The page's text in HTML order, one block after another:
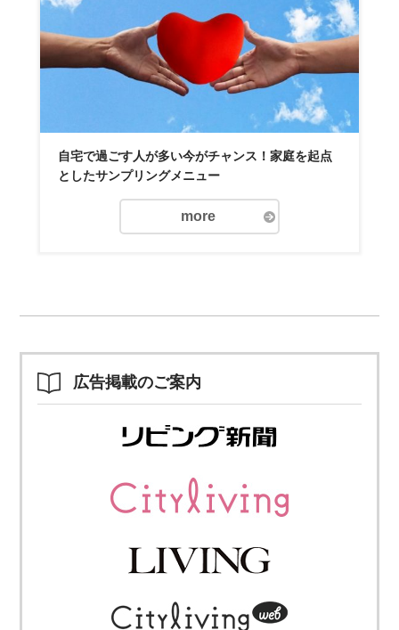
自宅で過ごす人が多い今がチャンス！家庭を起点
としたサンプリングメニュー
more
広告掲載のご案内